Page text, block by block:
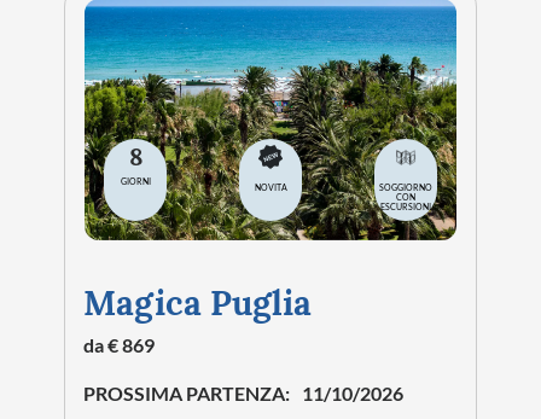
8
GIORNI
NOVITA
SOGGIORNO
CON
ESCURSIONI
Magica Puglia
da € 869
PROSSIMA PARTENZA: 11/10/2026